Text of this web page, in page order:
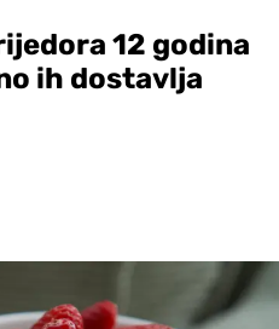
12 godina
ih dostavlja